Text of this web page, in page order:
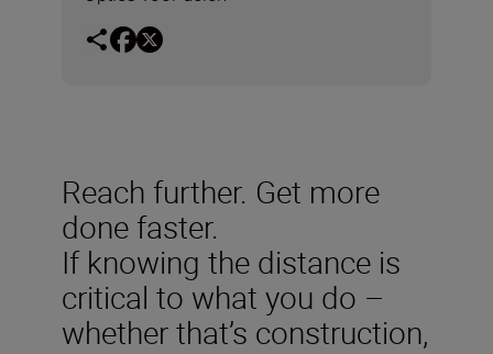
Reach further. Get more
done faster.
If knowing the distance is
critical to what you do –
whether that’s construction,